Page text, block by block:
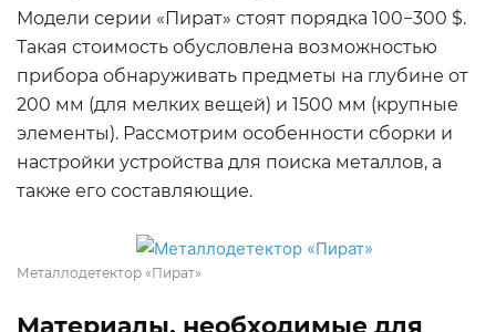
Модели серии «Пират» стоят порядка 100−300 $.
Такая стоимость обусловлена возможностью
прибора обнаруживать предметы на глубине от
200 мм (для мелких вещей) и 1500 мм (крупные
элементы). Рассмотрим особенности сборки и
настройки устройства для поиска металлов, а
также его составляющие.
Металлодетектор «Пират»
Материалы, необходимые для